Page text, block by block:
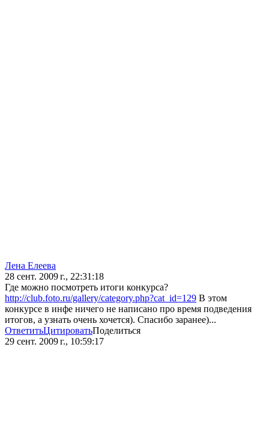
Лена Елеева
28 сент. 2009 г., 22:31:18
Где можно посмотреть итоги конкурса?
http://club.foto.ru/gallery/category.php?cat_id=129 В этом
конкурсе в инфе ничего не написано про время подведения
итогов, а узнать очень хочется). Спасибо заранее)...
ОтветитьЦитироватьПоделиться
29 сент. 2009 г., 10:59:17